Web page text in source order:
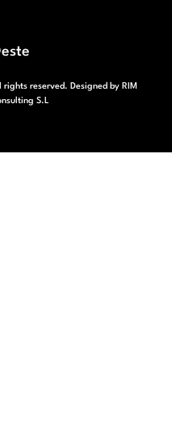
reserved. Designed by RIM
S.L